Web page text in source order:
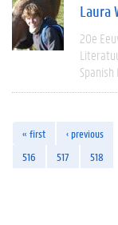
Laura
20e
« first ‹ previous
516
517 518